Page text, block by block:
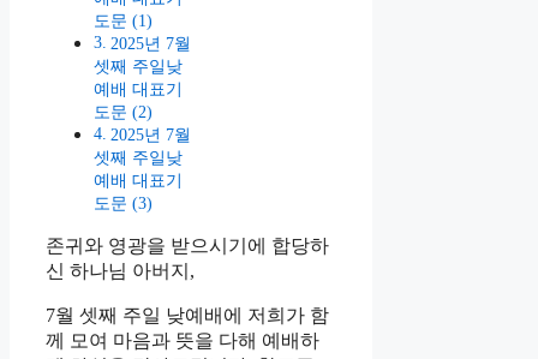
도문 (1)
2025년 7월
셋째 주일낮
예배 대표기
도문 (2)
2025년 7월
셋째 주일낮
예배 대표기
도문 (3)
존귀와 영광을 받으시기에 합당하
신 하나님 아버지,
7월 셋째 주일 낮예배에 저희가 함
께 모여 마음과 뜻을 다해 예배하